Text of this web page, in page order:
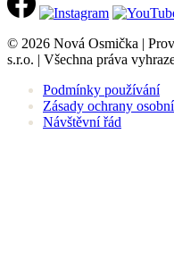
© 2026 Nová Osmička |
s.r.o. | Všechna práva
Podmínky používání
Zásady ochrany
Návštěvní řád